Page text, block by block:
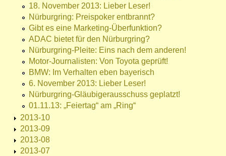
18. November 2013: Lieber Leser!
Nürburgring: Preispoker entbrannt?
Gibt es eine Marketing-Überfunktion?
ADAC bietet für den Nürburgring?
Nürburgring-Pleite: Eins nach dem anderen!
Motor-Journalisten: Von Toyota geprüft!
BMW: Im Verhalten eben bayerisch
6. November 2013: Lieber Leser!
Nürburgring-Gläubigerausschuss geplatzt!
01.11.13: „Feiertag“ am „Ring“
2013-10
2013-09
2013-08
2013-07